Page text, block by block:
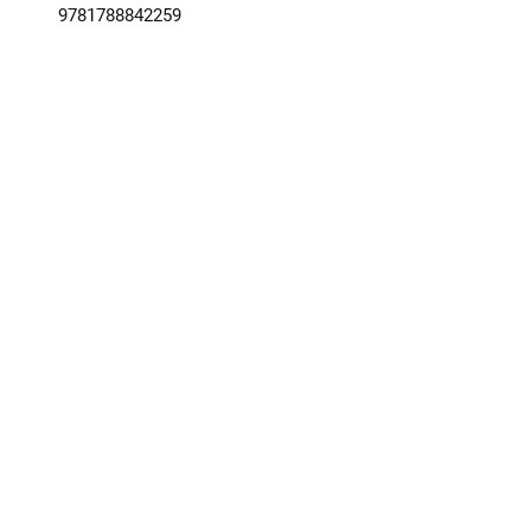
9781788842259